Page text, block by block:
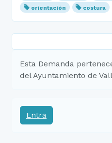
orientación
costura
Esta Demanda
del Ayuntamiento de
Entra